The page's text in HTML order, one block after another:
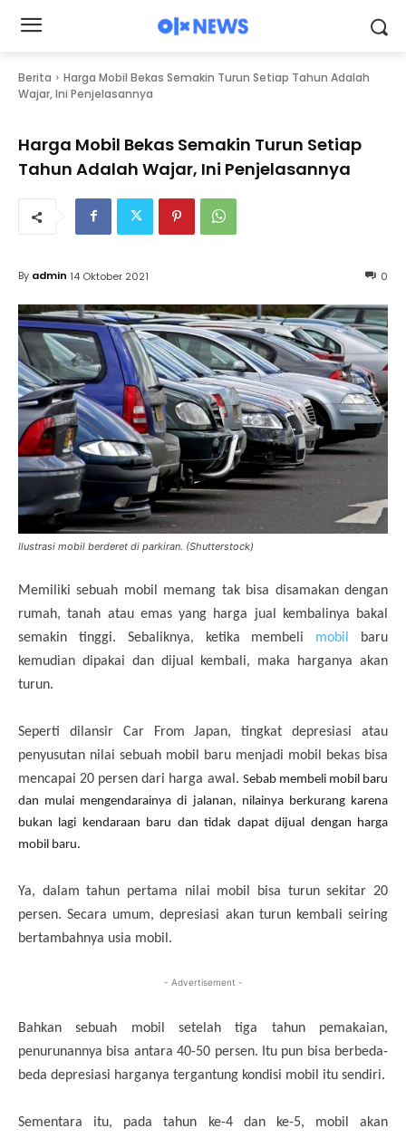
Berita
Harga Mobil Bekas Semakin Turun Setiap Tahun Adalah
Wajar, Ini Penjelasannya
Harga Mobil Bekas Semakin Turun Setiap
Tahun Adalah Wajar, Ini Penjelasannya
0
By admin 14 Oktober 2021
Ilustrasi mobil berderet di parkiran. (Shutterstock)
Memiliki sebuah mobil memang tak bisa disamakan dengan
rumah, tanah atau emas yang harga jual kembalinya bakal
semakin tinggi. Sebaliknya, ketika membeli mobil baru
kemudian dipakai dan dijual kembali, maka harganya akan
turun.
Seperti dilansir Car From Japan, tingkat depresiasi atau
penyusutan nilai sebuah mobil baru menjadi mobil bekas bisa
mencapai 20 persen dari harga awal. Sebab membeli mobil baru
dan mulai mengendarainya di jalanan, nilainya berkurang karena
bukan lagi kendaraan baru dan tidak dapat dijual dengan harga
mobil baru.
Ya, dalam tahun pertama nilai mobil bisa turun sekitar 20
persen. Secara umum, depresiasi akan turun kembali seiring
bertambahnya usia mobil.
- Advertisement -
Bahkan sebuah mobil setelah tiga tahun pemakaian,
penurunannya bisa antara 40-50 persen. Itu pun bisa berbeda-
beda depresiasi harganya tergantung kondisi mobil itu sendiri.
Sementara itu, pada tahun ke-4 dan ke-5, mobil akan